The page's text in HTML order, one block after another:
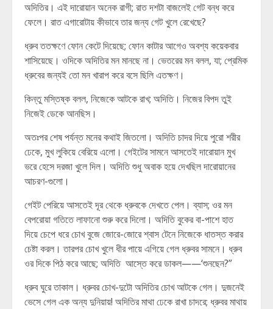
অদিতির। এই দারোয়ান অনেক রাগী; রাত দশটা বাজলেই গেট বন্ধ করে
ফেলে। রাত এগারোটায় কীভাবে তার জন্য গেট খুলে রেখেছে?
ধ্রুব ততক্ষণে ফোন কেটে দিয়েছে; ফোন কাটার আগেও অবশ্য কয়েকবার
শাসিয়েছে। ওদিকে অদিতির মন মানছে না। ভেতরের মন বলল, যা; প্রেমিক
ধ্রুবের জন্যই তো মন খারাপ করে বসে ছিলি এতক্ষণ।
কিন্তু মস্তিষ্ক বলল, নিজেকে আটকে রাখ; অদিতি। নিজের বিপদ তুই
নিজেই ডেকে আনছিস।
অতঃপর শেষ পর্যন্ত মনের কথাই জিতলো। অদিতি চাদর দিয়ে পুরো শরীর
ঢেকে, মুখ লুকিয়ে বেরিয়ে এলো। গেইটের সামনে আসতেই দারোয়ান মুখ
ভরে হেসে দরজা খুলে দিল। অদিতি শুধু অবাক হয়ে দেখছিল দারোয়ানের
আচরণ-গুলো।
গেইট পেরিয়ে আসতেই দূর থেকে ধ্রুবকে দেখতে পেল। ব্যাস; ওর মন
বেপরোয়া গতিতে লাফানো শুরু করে দিলো। অদিতি বুকের বা-পাশে হাত
দিয়ে চেপে ধরে চোখ বুজে জোরে-জোরে শ্বাস টেনে নিজেকে ধাতস্ত করার
চেষ্টা করল। তারপর চোখ খুলে ধীর পায়ে এগিয়ে গেল ধ্রুবর সামনে। ধ্রুব
ওর দিকে পিঠ করে আছে; অদিতি আস্তে করে ডাকল——‘শুনছেন?”
ধ্রুব ঘুরে তাকাল। ধ্রুবর চোখ-দুটো অদিতির চোখ আটকে গেল। দুজনেই
ভেসে গেল এক অন্য দুনিয়ায়! অদিতির মাথা ঢেকে রাখা চাদরে; ধ্রুবর মাথায়